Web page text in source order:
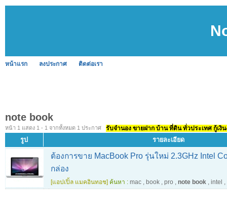
หน้าแรก ลงประกาศ ติดต่อเรา
note book
หน้า 1 แสดง 1 - 1 จากทั้งหมด 1 ประกาศ รับจำนอง ขายฝาก บ้าน ที่ดิน ทั่วประเทศ กู้เงิ
รูป รายละเอียด
ต้องการขาย MacBook Pro รุ่นใหม่ 2.3GHz Intel
กล่อง
[แอปเปิ้ล แมคอินทอช] ค้นหา : mac , book , pro , note book , intel ,